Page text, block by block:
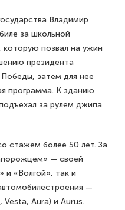
Владимир
за школьной
которую позвал на ужин
президента
затем для нее
программа. К зданию
за рулем джипа
стажем более 50 лет. За
— своей
и «Волгой», так и
—
Aura) и Aurus.